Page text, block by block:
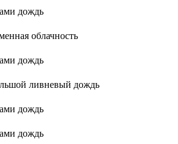
дождь
облачность
дождь
ливневый дождь
дождь
дождь